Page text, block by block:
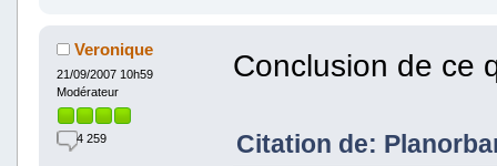
Veronique
21/09/2007 10h59
Modérateur
4 259
Conclusion de ce
Citation de: